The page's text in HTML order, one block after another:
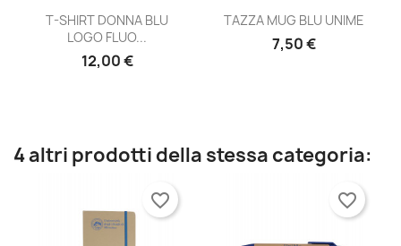
T-SHIRT DONNA BLU
LOGO FLUO...
12,00 €
TAZZA MUG BLU UNIME
7,50 €
4 altri prodotti della stessa categoria:
favorite_border favorite_border